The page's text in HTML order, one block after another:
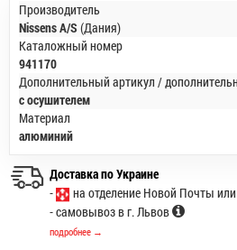
Производитель
Nissens A/S (Дания)
Каталожный номер
941170
Дополнительный артикул /
с осушителем
Материал
алюминий
Доставка по Украине
-
на отделение Новой Почты
- самовывоз в г. Львов
подробнее →